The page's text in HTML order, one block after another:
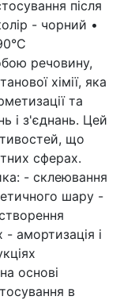
після
- чорний •
речовину,
хімії, яка
та
і з'єднань. Цей
що
сферах.
- склеювання
шару -
амортизація і
основі
в